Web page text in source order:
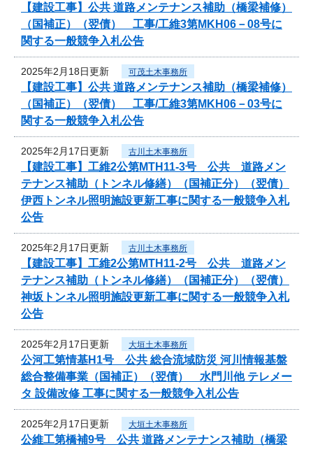
【建設工事】公共 道路メンテナンス補助（橋梁補修）
（国補正）（翌債） 工事/工維3第MKH06－08号に
関する一般競争入札公告
2025年2月18日更新 可茂土木事務所
【建設工事】公共 道路メンテナンス補助（橋梁補修）
（国補正）（翌債） 工事/工維3第MKH06－03号に
関する一般競争入札公告
2025年2月17日更新 古川土木事務所
【建設工事】工維2公第MTH11-3号 公共 道路メン
テナンス補助（トンネル修繕）（国補正分）（翌債）
伊西トンネル照明施設更新工事に関する一般競争入札
公告
2025年2月17日更新 古川土木事務所
【建設工事】工維2公第MTH11-2号 公共 道路メン
テナンス補助（トンネル修繕）（国補正分）（翌債）
神坂トンネル照明施設更新工事に関する一般競争入札
公告
2025年2月17日更新 大垣土木事務所
公河工第情基H1号 公共 総合流域防災 河川情報基盤
総合整備事業（国補正）（翌債） 水門川他 テレメー
タ 設備改修 工事に関する一般競争入札公告
2025年2月17日更新 大垣土木事務所
公維工第橋補9号 公共 道路メンテナンス補助（橋梁